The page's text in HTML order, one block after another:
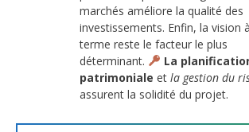
marchés améliore la qualité des
investissements. Enfin, la vision
terme reste le facteur le plus
déterminant.
La
patrimoniale et la gestion du
assurent la solidité du projet.